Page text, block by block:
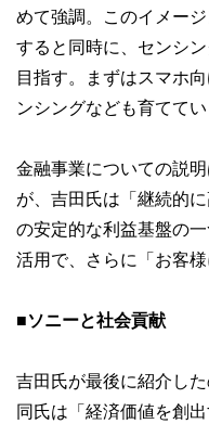
めて強調。このイメー
すると同時に、センシ
目指す。まずはスマホ
ンシングなども育ててい
金融事業についての説
が、吉田氏は「継続的
の安定的な利益基盤の
活用で、さらに「お客
■ソニーと社会貢献
吉田氏が最後に紹介し
同氏は「経済価値を創